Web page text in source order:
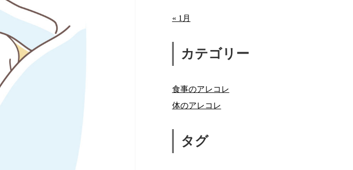
« 1月
カテゴリー
食事のアレコレ
体のアレコレ
タグ